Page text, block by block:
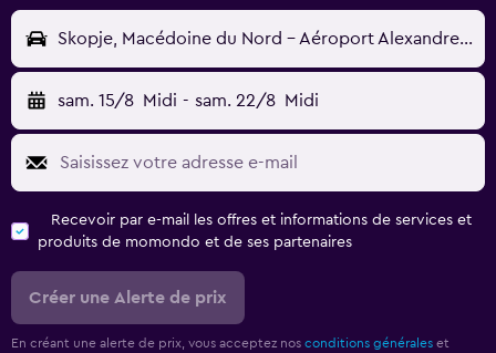
Skopje, Macédoine du Nord - Aéroport Alexandre-le-Grand de Skopje (SKP)
sam. 15/8 Midi - sam. 22/8 Midi
Recevoir par e-mail les offres et informations de services et
produits de momondo et de ses partenaires
Créer une Alerte de prix
En créant une alerte de prix, vous acceptez nos conditions générales et